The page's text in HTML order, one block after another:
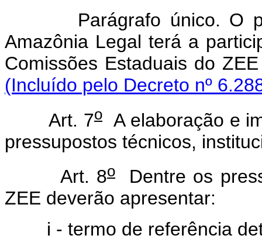
Parágrafo único. O
Amazônia Legal terá a
Comissões Estaduais do
(Incluído pelo Decreto nº
Art. 7o A elaboração e
pressupostos técnicos,
Art. 8o
Dentre os
ZEE deverão apresentar:
i - termo de referência